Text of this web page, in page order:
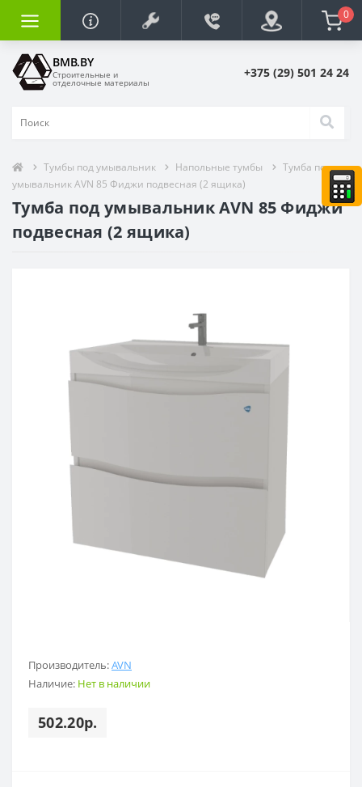
0
BMB.BY
Строительные и
отделочные материалы
+375 (29) 501 24 24
Тумбы под умывальник Напольные тумбы
Тумба под
умывальник AVN 85 Фиджи подвесная (2 ящика)
Тумба под умывальник AVN 85 Фиджи
подвесная (2 ящика)
Производитель:AVN
Наличие: Нет в наличии
502.20р.